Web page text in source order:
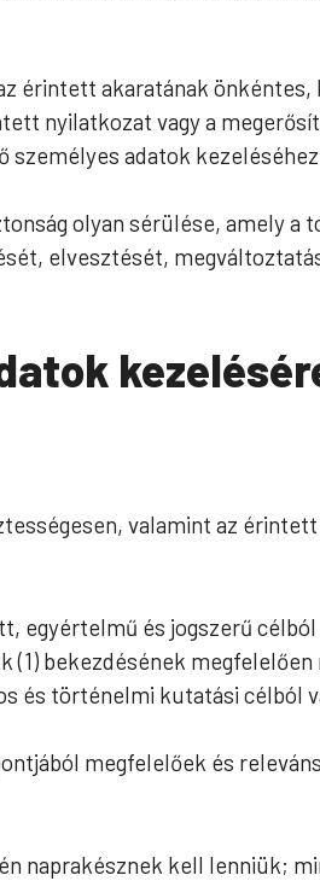
érintett akaratának
nyilatkozat vagy a
személyes adatok
olyan sérülése, amely
elvesztését,
valamint az
egyértelmű és jogszerű
(1) bekezdésének
és történelmi kutatási célból
megfelelőek és
naprakésznek kell lenniük;